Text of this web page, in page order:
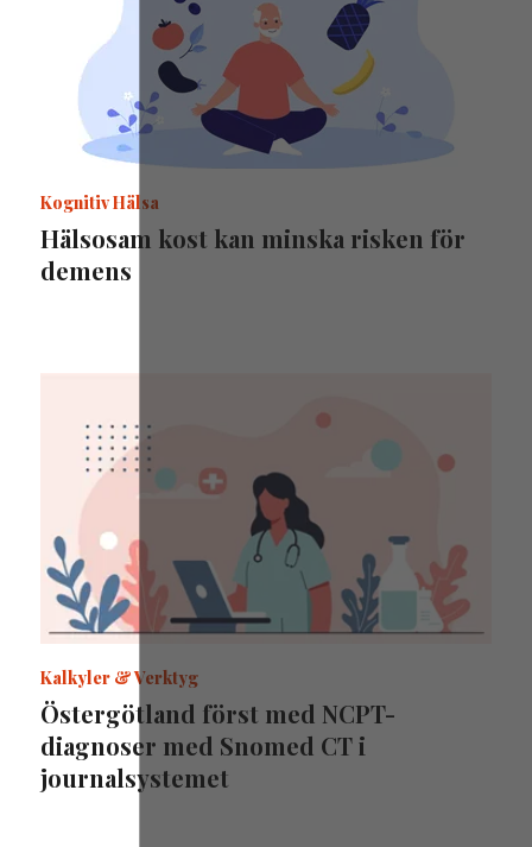
Kognitiv Hälsa
Hälsosam kost kan minska risken för
demens
Kalkyler & Verktyg
Östergötland först med NCPT-
diagnoser med Snomed CT i
journalsystemet